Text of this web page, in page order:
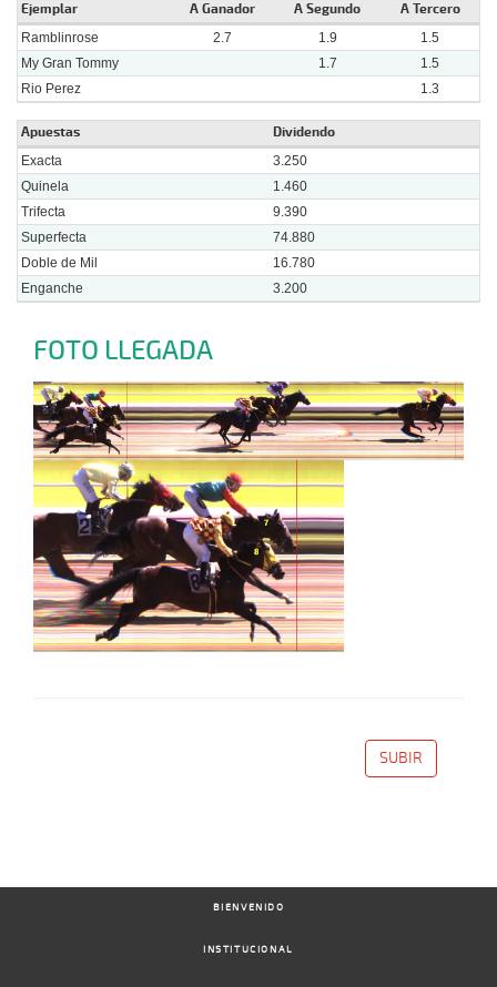
Ejemplar A Ganador A Segundo A Tercero
Ramblinrose 2.7 1.9
1.5
My Gran Tommy
1.7
1.5
Rio Perez
1.3
Apuestas Dividendo
Exacta
3.250
Quinela
1.460
Trifecta
9.390
Superfecta
74.880
Doble de Mil
16.780
Enganche
3.200
FOTO LLEGADA
SUBIR
BIENVENIDO
INSTITUCIONAL